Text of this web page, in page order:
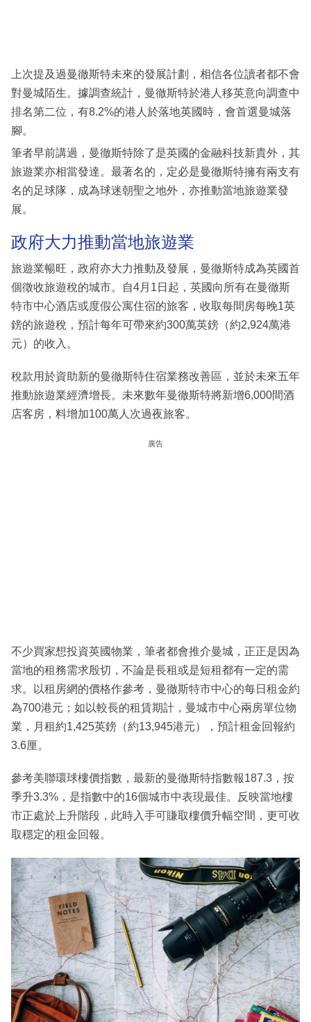
區
上次提及過曼徹斯特未來的發展計劃，相信各位讀者都不會
對曼城陌生。據調查統計，曼徹斯特於港人移英意向調查中
排名第二位，有8.2%的港人於落地英國時，會首選曼城落
腳。
筆者早前講過，曼徹斯特除了是英國的金融科技新貴外，其
旅遊業亦相當發達。最著名的，定必是曼徹斯特擁有兩支有
名的足球隊，成為球迷朝聖之地外，亦推動當地旅遊業發
展。
政府大力推動當地旅遊業
旅遊業暢旺，政府亦大力推動及發展，曼徹斯特成為英國首
個徵收旅遊稅的城市。自4月1日起，英國向所有在曼徹斯
特市中心酒店或度假公寓住宿的旅客，收取每間房每晚1英
鎊的旅遊稅，預計每年可帶來約300萬英鎊（約2,924萬港
元）的收入。
稅款用於資助新的曼徹斯特住宿業務改善區，並於未來五年
推動旅遊業經濟增長。未來數年曼徹斯特將新增6,000間酒
店客房，料增加100萬人次過夜旅客。
廣告
不少買家想投資英國物業，筆者都會推介曼城，正正是因為
當地的租務需求殷切，不論是長租或是短租都有一定的需
求。以租房網的價格作參考，曼徹斯特市中心的每日租金約
為700港元；如以較長的租賃期計，曼城市中心兩房單位物
業，月租約1,425英鎊（約13,945港元），預計租金回報約
3.6厘。
參考美聯環球樓價指數，最新的曼徹斯特指數報187.3，按
季升3.3%，是指數中的16個城市中表現最佳。反映當地樓
市正處於上升階段，此時入手可賺取樓價升幅空間，更可收
取穩定的租金回報。